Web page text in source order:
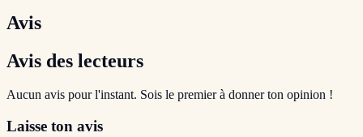
Avis
Avis des lecteurs
Aucun avis pour l'instant. Sois le premier à donner ton opinion !
Laisse ton avis